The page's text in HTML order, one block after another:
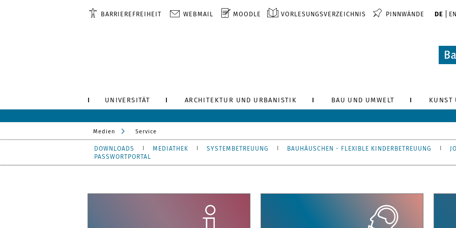
BARRIEREFREIHEIT WEBMAIL MOODLE VORLESUNGSVERZEICHNIS PINNWÄNDE DE EN
UNIVERSITÄT ARCHITEKTUR UND URBANISTIK BAU UND UMWELT KUNST
Medien Service
DOWNLOADS MEDIATHEK SYSTEMBETREUUNG BAUHÄUSCHEN - FLEXIBLE KINDERBETREUUNG
PASSWORTPORTAL